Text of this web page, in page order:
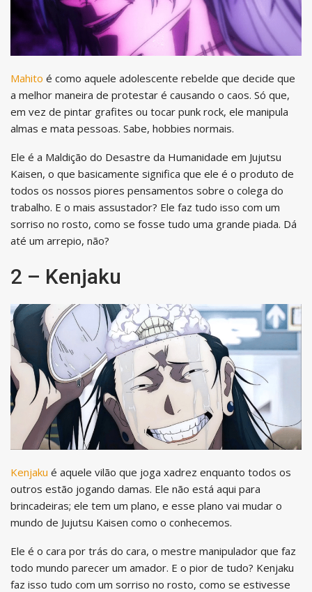
Mahito é como aquele adolescente rebelde que decide que
a melhor maneira de protestar é causando o caos. Só que,
em vez de pintar grafites ou tocar punk rock, ele manipula
almas e mata pessoas. Sabe, hobbies normais.
Ele é a Maldição do Desastre da Humanidade em Jujutsu
Kaisen, o que basicamente significa que ele é o produto de
todos os nossos piores pensamentos sobre o colega do
trabalho. E o mais assustador? Ele faz tudo isso com um
sorriso no rosto, como se fosse tudo uma grande piada. Dá
até um arrepio, não?
2 – Kenjaku
Kenjaku é aquele vilão que joga xadrez enquanto todos os
outros estão jogando damas. Ele não está aqui para
brincadeiras; ele tem um plano, e esse plano vai mudar o
mundo de Jujutsu Kaisen como o conhecemos.
Ele é o cara por trás do cara, o mestre manipulador que faz
todo mundo parecer um amador. E o pior de tudo? Kenjaku
faz isso tudo com um sorriso no rosto, como se estivesse